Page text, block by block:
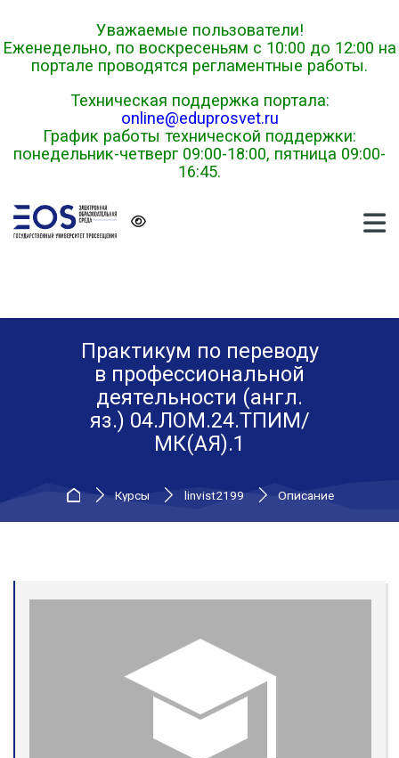
Уважаемые пользователи!
Еженедельно, по воскресеньям с 10:00 до 12:00 на
портале проводятся регламентные работы.
Техническая поддержка портала:
online@eduprosvet.ru
График работы технической поддержки:
понедельник-четверг 09:00-18:00, пятница 09:00-
16:45.
Практикум по переводу
в профессиональной
деятельности (англ.
яз.) 04.ЛОМ.24.ТПИМ/
МК(АЯ).1
В начало
Курсы linvist2199 Описание